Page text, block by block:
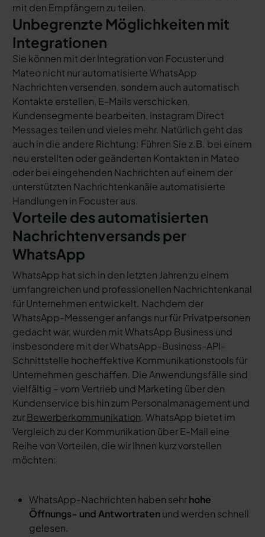
mit den Empfängern zu teilen.
Unbegrenzte Möglichkeiten mit
Integrationen
Sie können mit der Integration von Focuster und
Mateo nicht nur automatisierte WhatsApp
Nachrichten versenden, sondern auch automatisch
Kontakte erstellen, E-Mails verschicken,
Kundensegmente bearbeiten, Instagram Direct
Messages teilen und vieles mehr. Natürlich geht das
auch in die andere Richtung: Führen Sie z.B. bei einem
neu erstellten oder geänderten Kontakten in Mateo
oder bei eingehenden Nachrichten auf einem der
unterstützten Nachrichtenkanäle automatisierte
Handlungen in Focuster aus.
Vorteile des automatisierten
Nachrichtenversands per
WhatsApp
WhatsApp hat sich in den letzten Jahren zu einem
umfangreichen und professionellen Nachrichtenkanal
für Unternehmen entwickelt. Nachdem der
WhatsApp-Messenger anfangs nur für Privatpersonen
gedacht war, wurden mit WhatsApp Business und
insbesondere mit der WhatsApp-Business-API-
Schnittstelle hocheffektive Kommunikationstools für
Unternehmen geschaffen. Die Anwendungsfälle sind
vielfältig – vom Vertrieb und Marketing über den
Kundenservice bis hin zum Personalmanagement und
zurBewerberkommunikation. WhatsApp bietet im
Vergleich zu der Kommunikation über E-Mail eine
Reihe von Vorteilen, die wir Ihnen kurz vorstellen
möchten:
WhatsApp-Nachrichten haben sehrhohe
Öffnungs- und Antwortratenund werden schnell
gelesen.